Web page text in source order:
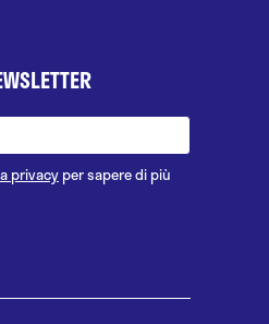
privacy per sapere di più